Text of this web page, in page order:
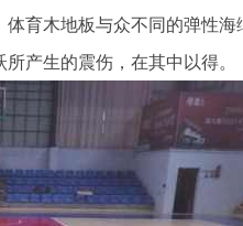
育木地板与众不同的弹性
产生的震伤，在其中以得。